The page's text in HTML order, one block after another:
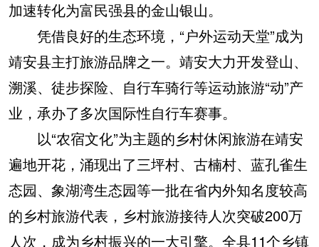
加速转化为富民强县的金山银山。
凭借良好的生态环境，“户外运动天堂”成为
靖安县主打旅游品牌之一。靖安大力开发登山、
溯溪、徒步探险、自行车骑行等运动旅游“动”产
业，承办了多次国际性自行车赛事。
以“农宿文化”为主题的乡村休闲旅游在靖安
遍地开花，涌现出了三坪村、古楠村、蓝孔雀生
态园、象湖湾生态园等一批在省内外知名度较高
的乡村旅游代表，乡村旅游接待人次突破200万
人次，成为乡村振兴的一大引擎。全县11个乡镇